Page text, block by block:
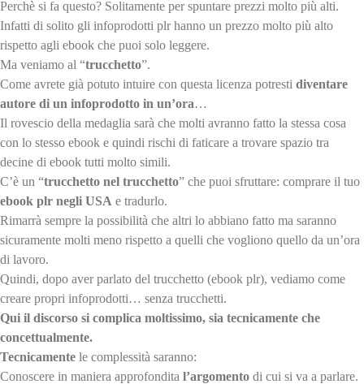
Perchè si fa questo? Solitamente per spuntare prezzi molto più alti.
Infatti di solito gli infoprodotti plr hanno un prezzo molto più alto
rispetto agli ebook che puoi solo leggere.
Ma veniamo al “trucchetto”.
Come avrete già potuto intuire con questa licenza potresti diventare
autore di un infoprodotto in un’ora…
Il rovescio della medaglia sarà che molti avranno fatto la stessa cosa
con lo stesso ebook e quindi rischi di faticare a trovare spazio tra
decine di ebook tutti molto simili.
C’è un “trucchetto nel trucchetto” che puoi sfruttare: comprare il tuo
ebook plr negli USA e tradurlo.
Rimarrà sempre la possibilità che altri lo abbiano fatto ma saranno
sicuramente molti meno rispetto a quelli che vogliono quello da un’ora
di lavoro.
Quindi, dopo aver parlato del trucchetto (ebook plr), vediamo come
creare propri infoprodotti… senza trucchetti.
Qui il discorso si complica moltissimo, sia tecnicamente che
concettualmente.
Tecnicamente le complessità saranno:
Conoscere in maniera approfondita l’argomento di cui si va a parlare.